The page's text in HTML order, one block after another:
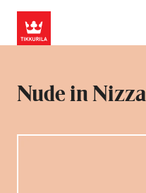
Nude in Nizza